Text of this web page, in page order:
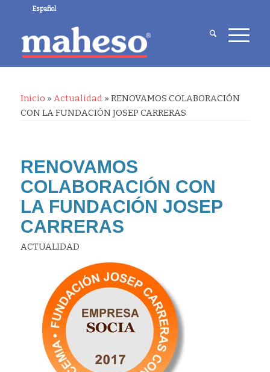
Español
Inicio » Actualidad» RENOVAMOS COLABORACIÓN
CON LA FUNDACIÓN JOSEP CARRERAS
RENOVAMOS
COLABORACIÓN CON
LA FUNDACIÓN JOSEP
CARRERAS
ACTUALIDAD